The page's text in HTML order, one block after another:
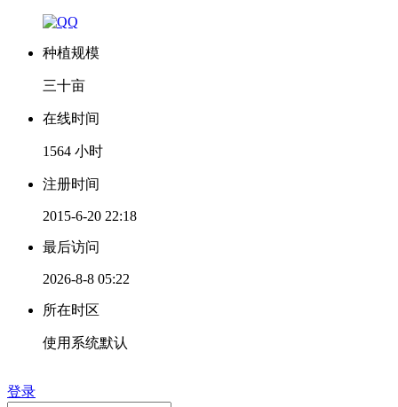
种植规模
三十亩
在线时间
1564 小时
注册时间
2015-6-20 22:18
最后访问
2026-8-8 05:22
所在时区
使用系统默认
登录